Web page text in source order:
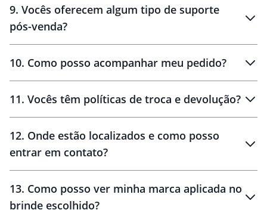
amostras
9. Vocês oferecem algum tipo de suporte
pós-venda?
10. Como posso acompanhar meu pedido?
11. Vocês têm políticas de troca e devolução?
30 dias
12. Onde estão localizados e como posso
entrar em contato?
13. Como posso ver minha marca aplicada no
brinde escolhido?